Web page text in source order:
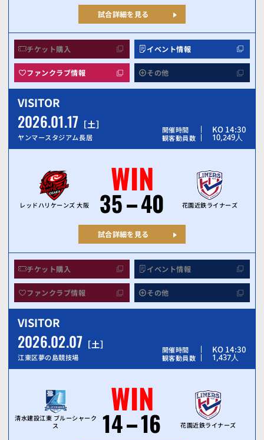
試合詳細を見る
チケット購入 イベント情報
ファンクラブ情報 その他
VISITOR
2026.01.17 土
ヤンマースタジアム長居
開催時間 KO 14:30
観客動員数 10,249人
レッドハリケーンズ 大阪
WIN
35 40 花園近鉄ライナーズ
試合詳細を見る
チケット購入 イベント情報
ファンクラブ情報 その他
VISITOR
2026.02.07 土
江東区夢の島競技場
開催時間 KO 14:30
観客動員数 1,437人
清水建設江東 ブルーシャーク
ス
WIN
14 16 花園近鉄ライナーズ